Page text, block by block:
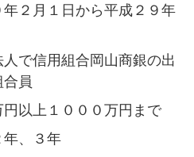
２月１日から平成２９年
で信用組合岡山商銀の出
員
以上１０００万円まで
年、３年